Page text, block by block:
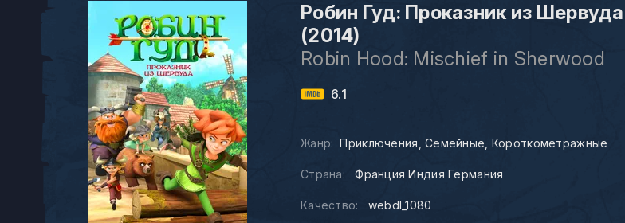
Робин Гуд: Проказник из Шервуда
(2014)
Robin Hood: Mischief in Sherwood
6.1
Жанр: Приключения Семейные Короткометражные
Страна: Франция Индия Германия
Качество: webdl_1080